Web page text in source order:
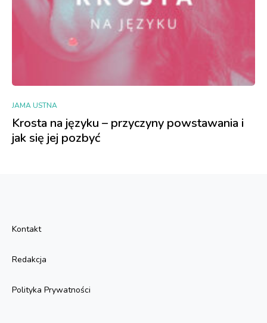
JAMA USTNA
Krosta na języku – przyczyny powstawania i
jak się jej pozbyć
Kontakt
Redakcja
Polityka Prywatności